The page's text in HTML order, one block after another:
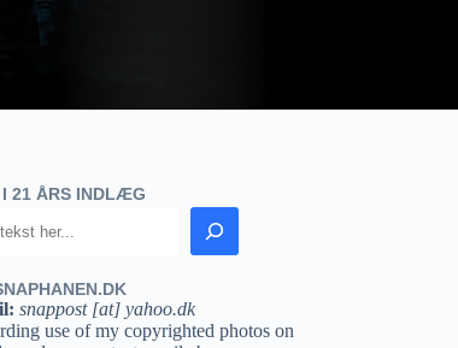
21 ÅRS INDLÆG
snappost [at] yahoo.dk
use of my copyrighted photos on